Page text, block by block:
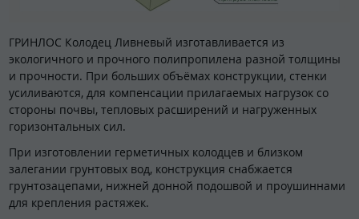
ГРИНЛОС Колодец Ливневый изготавливается из
экологичного и прочного полипропилена разной толщины
и прочности. При больших объёмах конструкции, стенки
усиливаются, для компенсации прилагаемых нагрузок со
стороны почвы, тепловых расширений и нагруженных
горизонтальных сил.
При изготовлении герметичных колодцев и близком
залегании грунтовых вод, конструкция снабжается
грунтозацепами, нижней донной подошвой и проушиннами
для крепления растяжек.